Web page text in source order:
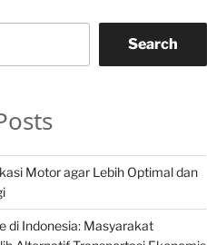
Search
Motor agar Lebih Optimal dan
di Indonesia: Masyarakat